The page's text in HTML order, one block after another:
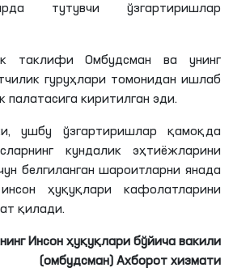
тутувчи ўзгартиришлар
таклифи Омбудсман ва унинг
гуруҳлари томонидан ишлаб
палатасига киритилган эди.
ушбу ўзгартиришлар қамоқда
кундалик эҳтиёжларини
белгиланган шароитларни янада
ҳуқуқлари кафолатларини
қилади.
Инсон ҳуқуқлари бўйича вакили
(омбудсман) Ахборот хизмати